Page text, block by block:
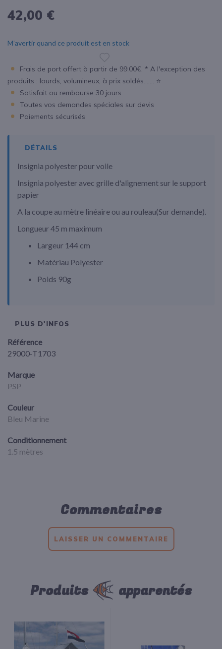
42,00 €
M’avertir quand ce produit est en stock
Frais de port offert à partir de 99.00€. * A l'exception des
produits : lourds, volumineux, à prix soldés....... ⭐
Satisfait ou rembourse 30 jours
Toutes vos demandes spéciales sur devis
Paiements sécurisés
DÉTAILS
Insignia polyester pour voile
Insignia polyester avec grille d'alignement sur le support
papier
A la coupe au mètre linéaire ou au rouleau(Sur demande).
Longueur 45 m maximum
Largeur 144 cm
Matériau Polyester
Poids 90g
PLUS D'INFOS
Référence
29000-T1703
Marque
PSP
Couleur
Bleu Marine
Conditionnement
1.5 mètres
Commentaires
LAISSER UN COMMENTAIRE
Produits apparentés